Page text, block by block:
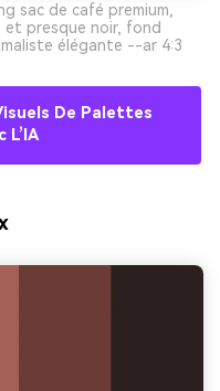
sac de café premium,
et presque noir, fond
élégante --ar 4:3
De Palettes
L’IA